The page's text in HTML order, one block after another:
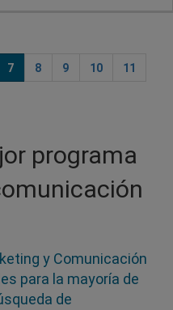
7 8 9 10 11
programa
y Comunicación
para la mayoría de
de